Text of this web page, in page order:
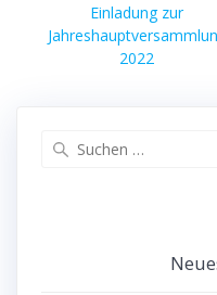
Vorheriger
Beitrag:
Einladung zur
2022